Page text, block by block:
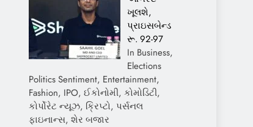
ખૂલશે,
પ્રાઇસબેન્ડ
રૂ. 92-97
In Business,
Elections
Politics Sentiment, Entertainment,
Fashion, IPO, ઈકોનોમી, કોમોડિટી,
કોર્પોરેટ ન્યૂઝ, ક્રિપ્ટો, પર્સનલ
ફાઇનાન્સ, શેર બજાર